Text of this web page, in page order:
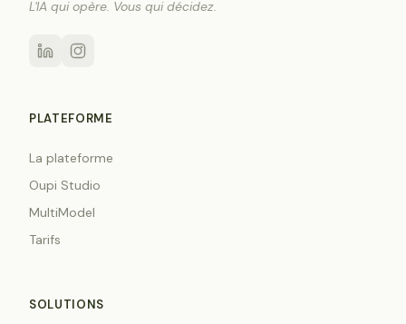
L'IA qui opère. Vous qui décidez.
PLATEFORME
La plateforme
Oupi Studio
MultiModel
Tarifs
SOLUTIONS